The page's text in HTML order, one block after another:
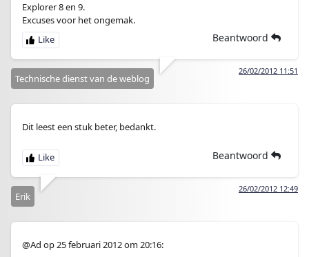
Explorer 8 en 9.
Excuses voor het ongemak.
Beantwoord
26/02/2012 11:51
Technische dienst van de weblog
Dit leest een stuk beter, bedankt.
Beantwoord
26/02/2012 12:49
Erik
@Ad op 25 februari 2012 om 20:16: